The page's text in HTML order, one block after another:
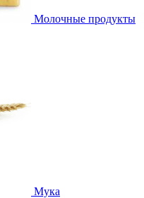
Молочные продукты
Мука